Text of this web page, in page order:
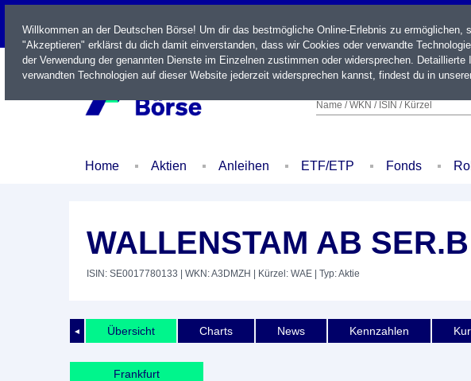
LIVE
Name / WKN / ISIN / Kürzel
Home Aktien Anleihen ETF/ETP Fonds
WALLENSTAM AB SER.B
ISIN: SE0017780133 | WKN: A3DMZH | Kürzel: WAE | Typ: Aktie
◄ Übersicht Charts News Kennzahlen
Frankfurt
Willkommen an der Deutschen Börse! Um dir das bestmögliche Online-Erlebnis zu
"Akzeptieren" erklärst du dich damit einverstanden, dass wir Cookies oder verwandte
der Verwendung der genannten Dienste im Einzelnen zustimmen oder widersprechen.
verwandten Technologien auf dieser Website jederzeit widersprechen kannst, findest du in